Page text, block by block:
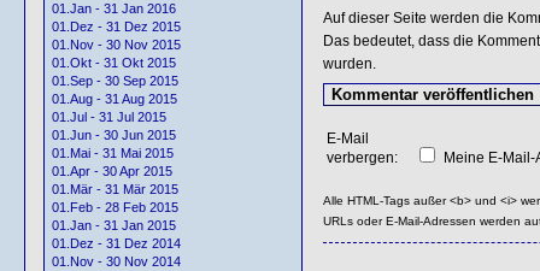
01.Jan - 31 Jan 2016
01.Dez - 31 Dez 2015
01.Nov - 30 Nov 2015
01.Okt - 31 Okt 2015
01.Sep - 30 Sep 2015
01.Aug - 31 Aug 2015
01.Jul - 31 Jul 2015
01.Jun - 30 Jun 2015
01.Mai - 31 Mai 2015
01.Apr - 30 Apr 2015
01.Mär - 31 Mär 2015
01.Feb - 28 Feb 2015
01.Jan - 31 Jan 2015
01.Dez - 31 Dez 2014
01.Nov - 30 Nov 2014
Auf dieser Seite werden die
Das bedeutet, dass die
wurden.
E-Mail
verbergen:
Meine E-
Alle HTML-Tags außer <b> und <i>
URLs oder E-Mail-Adressen werden